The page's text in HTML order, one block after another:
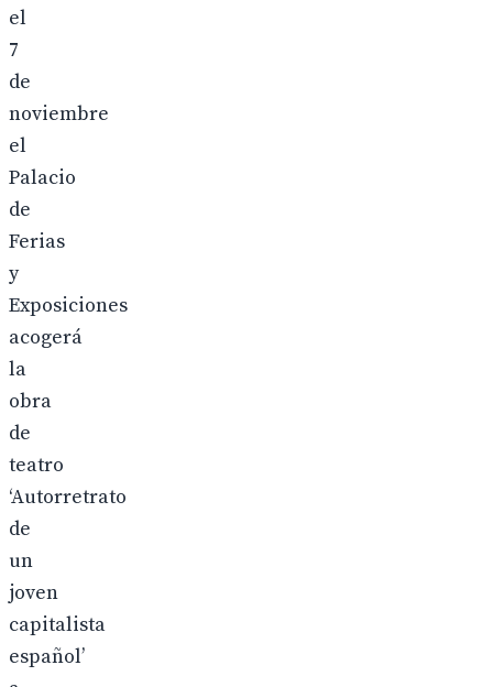
el
7
de
noviembre
el
Palacio
de
Ferias
y
Exposiciones
acogerá
la
obra
de
teatro
‘Autorretrato
de
un
joven
capitalista
español’